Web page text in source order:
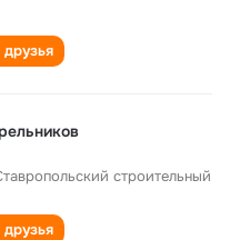
строительный